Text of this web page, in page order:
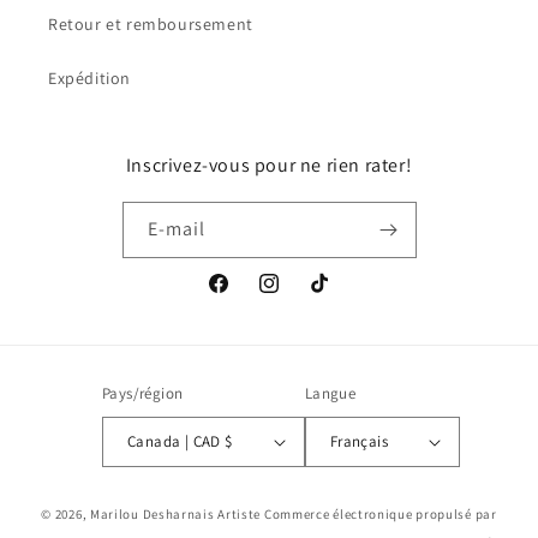
Retour et remboursement
Expédition
Inscrivez-vous pour ne rien rater!
E-mail
FacebookInstagramTikTok
Pays/région
Canada | CAD $
Langue
Français
© 2026, Marilou Desharnais Artiste Commerce électronique propulsé par